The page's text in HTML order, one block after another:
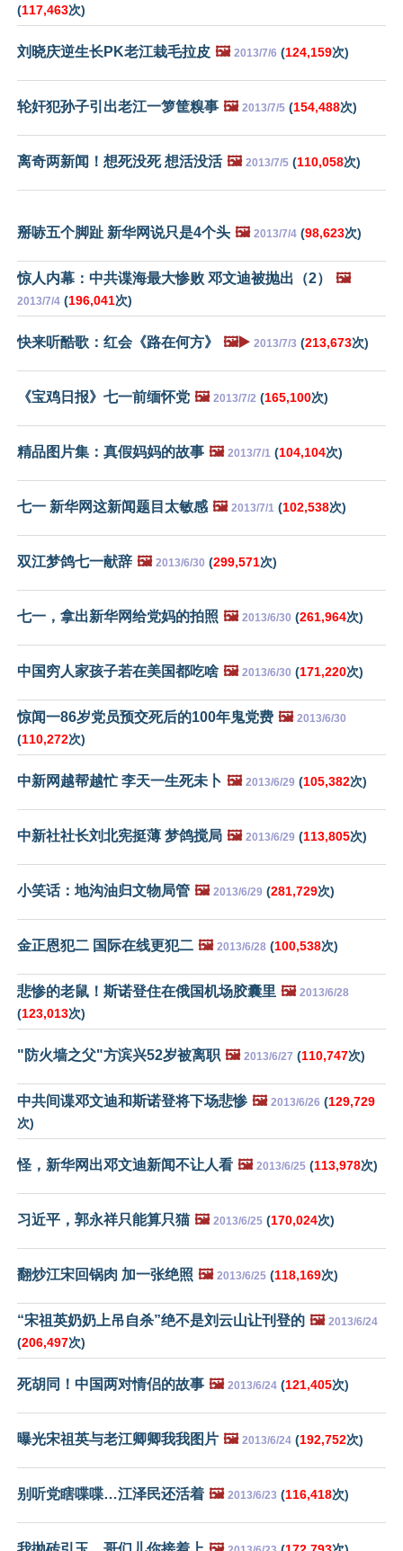
(117,463次)
刘晓庆逆生长PK老江栽毛拉皮 🖼️ 2013/7/6 (124,159次)
轮奸犯孙子引出老江一箩筐糗事 🖼️ 2013/7/5 (154,488次)
离奇两新闻！想死没死 想活没活 🖼️ 2013/7/5 (110,058次)
掰哧五个脚趾 新华网说只是4个头 🖼️ 2013/7/4 (98,623次)
惊人内幕：中共谍海最大惨败 邓文迪被抛出（2） 🖼️
2013/7/4 (196,041次)
快来听酷歌：红会《路在何方》 🖼️▶️ 2013/7/3 (213,673次)
《宝鸡日报》七一前缅怀党 🖼️ 2013/7/2 (165,100次)
精品图片集：真假妈妈的故事 🖼️ 2013/7/1 (104,104次)
七一 新华网这新闻题目太敏感 🖼️ 2013/7/1 (102,538次)
双江梦鸽七一献辞 🖼️ 2013/6/30 (299,571次)
七一，拿出新华网给党妈的拍照 🖼️ 2013/6/30 (261,964次)
中国穷人家孩子若在美国都吃啥 🖼️ 2013/6/30 (171,220次)
惊闻一86岁党员预交死后的100年鬼党费 🖼️ 2013/6/30
(110,272次)
中新网越帮越忙 李天一生死未卜 🖼️ 2013/6/29 (105,382次)
中新社社长刘北宪挺薄 梦鸽搅局 🖼️ 2013/6/29 (113,805次)
小笑话：地沟油归文物局管 🖼️ 2013/6/29 (281,729次)
金正恩犯二 国际在线更犯二 🖼️ 2013/6/28 (100,538次)
悲惨的老鼠！斯诺登住在俄国机场胶囊里 🖼️ 2013/6/28
(123,013次)
"防火墙之父"方滨兴52岁被离职 🖼️ 2013/6/27 (110,747次)
中共间谍邓文迪和斯诺登将下场悲惨 🖼️ 2013/6/26 (129,729
次)
怪，新华网出邓文迪新闻不让人看 🖼️ 2013/6/25 (113,978次)
习近平，郭永祥只能算只猫 🖼️ 2013/6/25 (170,024次)
翻炒江宋回锅肉 加一张绝照 🖼️ 2013/6/25 (118,169次)
“宋祖英奶奶上吊自杀”绝不是刘云山让刊登的 🖼️ 2013/6/24
(206,497次)
死胡同！中国两对情侣的故事 🖼️ 2013/6/24 (121,405次)
曝光宋祖英与老江卿卿我我图片 🖼️ 2013/6/24 (192,752次)
别听党瞎喋喋…江泽民还活着 🖼️ 2013/6/23 (116,418次)